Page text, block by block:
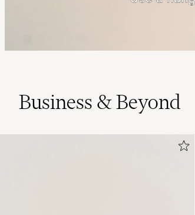
Business & Beyond